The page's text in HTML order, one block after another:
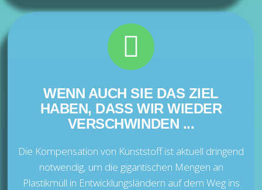
WENN AUCH SIE DAS ZIEL
HABEN, DASS WIR WIEDER
VERSCHWINDEN ...
Die Kompensation von Kunststoff ist aktuell dringend
notwendig, um die gigantischen Mengen an
Plastikmüll in Entwicklungsländern auf dem Weg ins